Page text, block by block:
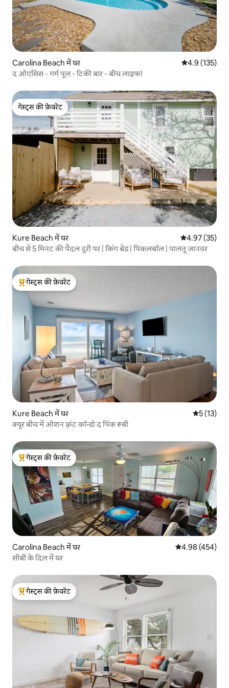
Carolina Beach में घर औसत रेटिंग 5 में
4.9 (135)
द ओएसिस - गर्म पूल - टिकी बार - बीच लाइफ!
गेस्ट्स की फ़ेवरेट
गेस्ट्स की फ़ेवरेट
Kure Beach में घर औसत रेटिंग 5 में
4.97 (35)
बीच से 5 मिनट की पैदल दूरी पर | किंग बेड | पिकलबॉल | पालतू जानवर
गेस्ट्स का टॉप फ़ेवरेट
गेस्ट्स की फ़ेवरेट
Kure Beach में घर औसत रेटिंग
5 (13)
क्यूर बीच में ओशन फ़्रंट कॉन्डो द पिंक रूबी
गेस्ट्स का टॉप फ़ेवरेट
गेस्ट्स की फ़ेवरेट
Carolina Beach में घर औसत रेटिंग 5 में से
4.98 (454)
सीबी के दिल में घर
गेस्ट्स का टॉप फ़ेवरेट
गेस्ट्स की फ़ेवरेट